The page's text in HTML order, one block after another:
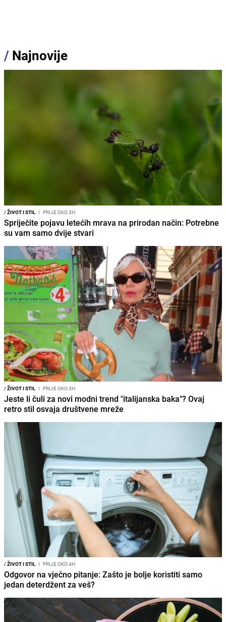
/ Najnovije
/ŽIVOT I STIL I PRIJE OKO 3H
Spriječite pojavu letećih mrava na prirodan način: Potrebne
su vam samo dvije stvari
/ŽIVOT I STIL I PRIJE OKO 3H
Jeste li čuli za novi modni trend "italijanska baka"? Ovaj
retro stil osvaja društvene mreže
/ŽIVOT I STIL I PRIJE OKO 4H
Odgovor na vječno pitanje: Zašto je bolje koristiti samo
jedan deterdžent za veš?